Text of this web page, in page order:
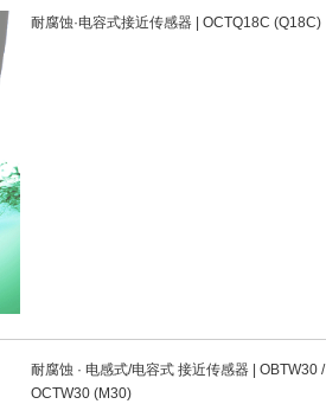
耐腐蚀·电容式接近传感器 | OCTQ18C (Q18C)
耐腐蚀 · 电感式/电容式 接近传感器 | OBTW30 /
OCTW30 (M30)